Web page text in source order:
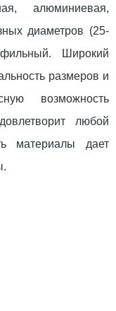
алюминиевая,
диаметров (25-
Широкий
размеров и
возможность
любой
материалы дает